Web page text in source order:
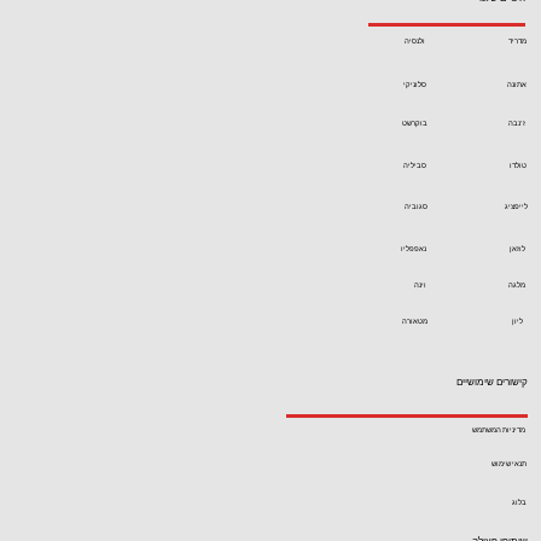
קישורים שימושיים
תנאי שימוש
מדיניות המשתמש
בלוג
סביליה
ולנסיה מדריד
סלוניקי אתונה
טולדו
בוקרשט
נאפפליו
ז'נבה
לוזאן
סגוביה
מלגה
לייפציג
מטאורה
וינה
ליון